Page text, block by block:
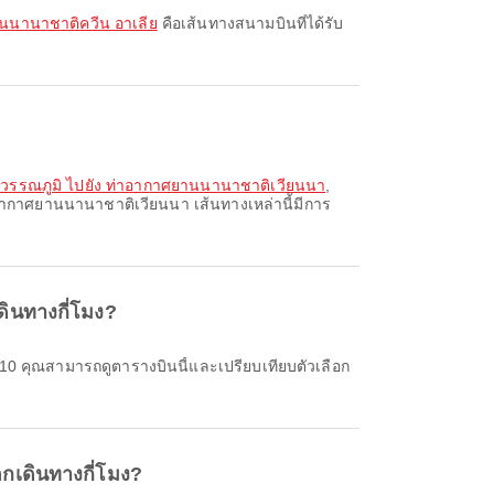
นานาชาติควีน อาเลีย คือเส้นทางสนามบินที่ได้รับ
รรณภูมิ ไปยัง ท่าอากาศยานนานาชาติเวียนนา
าศยานนานาชาติเวียนนา เส้นทางเหล่านี้มีการ
นทางกี่โมง?
เดินทางกี่โมง?